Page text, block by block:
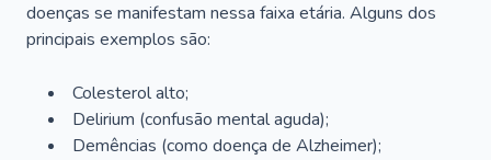
doenças se manifestam nessa faixa etária. Alguns dos
principais exemplos são:
Colesterol alto;
Delirium (confusão mental aguda);
Demências (como doença de Alzheimer);